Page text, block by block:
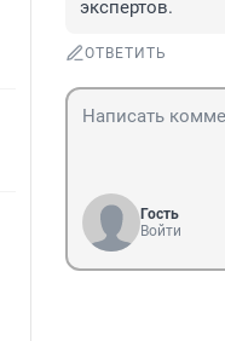
экспертов.
ОТВЕТИТЬ
Гость
Войти